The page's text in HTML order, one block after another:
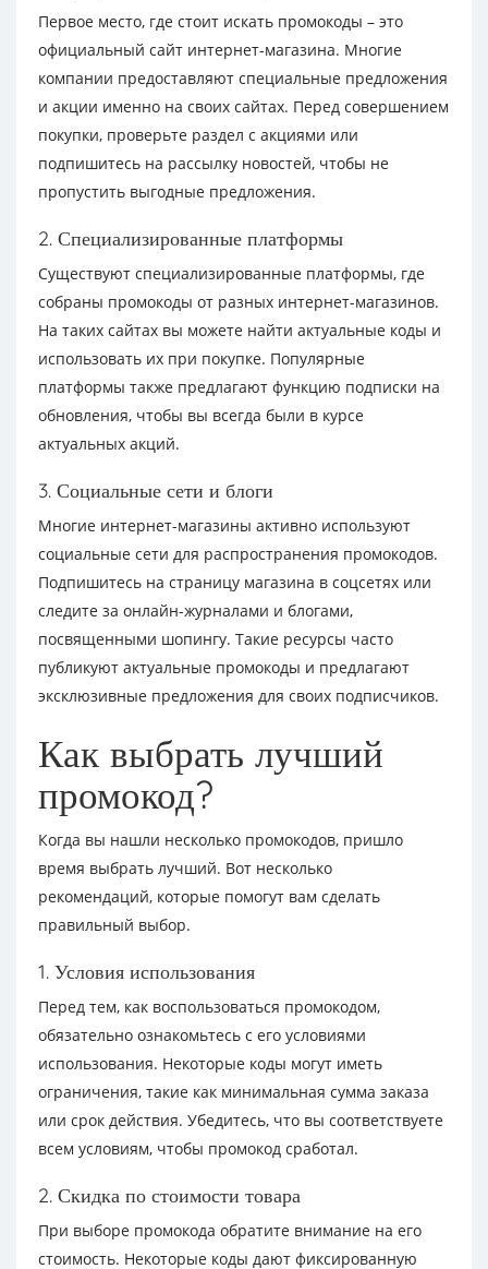
Первое место, где стоит искать промокоды – это
официальный сайт интернет-магазина. Многие
компании предоставляют специальные предложения
и акции именно на своих сайтах. Перед совершением
покупки, проверьте раздел с акциями или
подпишитесь на рассылку новостей, чтобы не
пропустить выгодные предложения.
2. Специализированные платформы
Существуют специализированные платформы, где
собраны промокоды от разных интернет-магазинов.
На таких сайтах вы можете найти актуальные коды и
использовать их при покупке. Популярные
платформы также предлагают функцию подписки на
обновления, чтобы вы всегда были в курсе
актуальных акций.
3. Социальные сети и блоги
Многие интернет-магазины активно используют
социальные сети для распространения промокодов.
Подпишитесь на страницу магазина в соцсетях или
следите за онлайн-журналами и блогами,
посвященными шопингу. Такие ресурсы часто
публикуют актуальные промокоды и предлагают
эксклюзивные предложения для своих подписчиков.
Как выбрать лучший
промокод?
Когда вы нашли несколько промокодов, пришло
время выбрать лучший. Вот несколько
рекомендаций, которые помогут вам сделать
правильный выбор.
1. Условия использования
Перед тем, как воспользоваться промокодом,
обязательно ознакомьтесь с его условиями
использования. Некоторые коды могут иметь
ограничения, такие как минимальная сумма заказа
или срок действия. Убедитесь, что вы соответствуете
всем условиям, чтобы промокод сработал.
2. Скидка по стоимости товара
При выборе промокода обратите внимание на его
стоимость. Некоторые коды дают фиксированную